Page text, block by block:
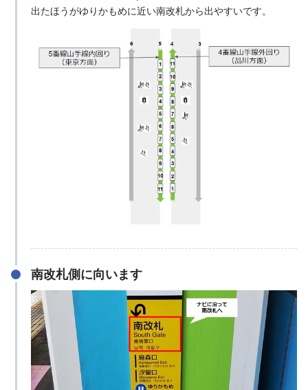
出たほうがゆりかもめに近い南改札から出やすいです。
南改札側に向います